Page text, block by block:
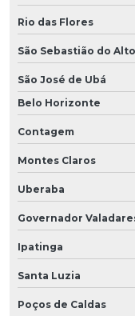
Rio das Flores
São Sebastião do Alto
São José de Ubá
Belo Horizonte
Contagem
Montes Claros
Uberaba
Governador
Ipatinga
Santa Luzia
Poços de Caldas